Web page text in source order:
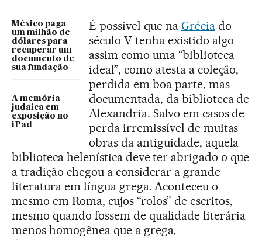
México paga
um milhão de
dólares para
recuperar um
documento de
sua fundação
A memória
judaica em
exposição no
iPad
É possível que na Gréciado
século V tenha existido algo
assim como uma “biblioteca
ideal”, como atesta a coleção,
perdida em boa parte, mas
documentada, da biblioteca de
Alexandria. Salvo em casos de
perda irremissível de muitas
obras da antiguidade, aquela
biblioteca helenística deve ter abrigado o que
a tradição chegou a considerar a grande
literatura em língua grega. Aconteceu o
mesmo em Roma, cujos “rolos” de escritos,
mesmo quando fossem de qualidade literária
menos homogênea que a grega,